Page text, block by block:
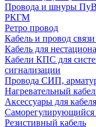
Провода и шнуры
РКГМ
Ретро провод
Кабель и провод
Кабель для
Кабели КПС для
сигнализации
Провода СИП,
Нагревательный
Аксессуары для
Саморегулирующийся
Резистивный кабель